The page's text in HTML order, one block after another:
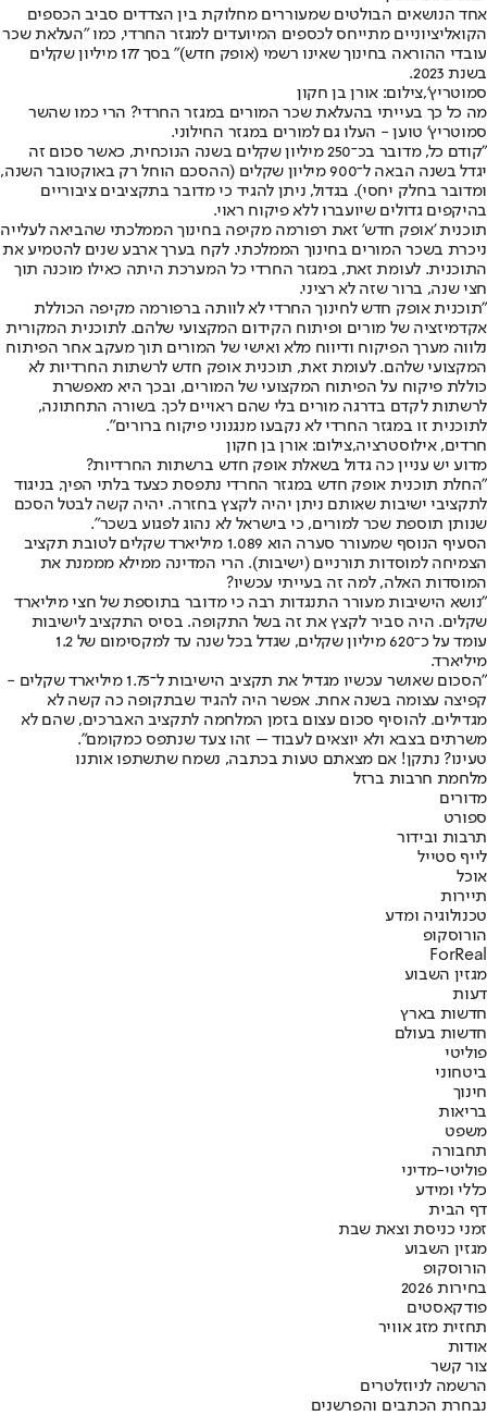
אחד הנושאים הבולטים שמעוררים מחלוקת בין הצדדים סביב הכספים
הקואליציוניים מתייחס לכספים המיועדים למגזר החרדי, כמו "העלאת שכר
עובדי ההוראה בחינוך שאינו רשמי (אופק חדש)" בסך 177 מיליון שקלים
בשנת 2023.
סמוטריץ',צילום: אורן בן חקון
מה כל כך בעייתי בהעלאת שכר המורים במגזר החרדי? הרי כמו שהשר
סמוטריץ' טוען - העלו גם למורים במגזר החילוני.
"קודם כל, מדובר בכ־250 מיליון שקלים בשנה הנוכחית, כאשר סכום זה
יגדל בשנה הבאה ל־900 מיליון שקלים (ההסכם הוחל רק באוקטובר השנה,
ומדובר בחלק יחסי). בגדול, ניתן להגיד כי מדובר בתקציבים ציבוריים
בהיקפים גדולים שיועברו ללא פיקוח ראוי.
תוכנית 'אופק חדש' זאת רפורמה מקיפה בחינוך הממלכתי שהביאה לעלייה
ניכרת בשכר המורים בחינוך הממלכתי. לקח בערך ארבע שנים להטמיע את
התוכנית. לעומת זאת, במגזר החרדי כל המערכת היתה כאילו מוכנה תוך
חצי שנה, ברור שזה לא רציני.
"תוכנית אופק חדש לחינוך החרדי לא לוותה ברפורמה מקיפה הכוללת
אקדמיזציה של מורים ופיתוח הקידום המקצועי שלהם. לתוכנית המקורית
נלווה מערך הפיקוח ודיווח מלא ואישי של המורים תוך מעקב אחר הפיתוח
המקצועי שלהם. לעומת זאת, תוכנית אופק חדש לרשתות החרדיות לא
כוללת פיקוח על הפיתוח המקצועי של המורים, ובכך היא מאפשרת
לרשתות לקדם בדרגה מורים בלי שהם ראויים לכך. בשורה התחתונה,
לתוכנית זו במגזר החרדי לא נקבעו מנגנוני פיקוח ברורים".
חרדים, אילוסטרציה,צילום: אורן בן חקון
מדוע יש עניין כה גדול בשאלת אופק חדש ברשתות החרדיות?
"החלת תוכנית אופק חדש במגזר החרדי נתפסת כצעד בלתי הפיך, בניגוד
לתקציבי ישיבות שאותם ניתן יהיה לקצץ בחזרה. יהיה קשה לבטל הסכם
שנותן תוספת שכר למורים, כי בישראל לא נהוג לפגוע בשכר".
הסעיף הנוסף שמעורר סערה הוא 1.089 מיליארד שקלים לטובת תקציב
הצמיחה למוסדות תורניים (ישיבות). הרי המדינה ממילא מממנת את
המוסדות האלה, למה זה בעייתי עכשיו?
"נושא הישיבות מעורר התנגדות רבה כי מדובר בתוספת של חצי מיליארד
שקלים. היה סביר לקצץ את זה בשל התקופה. בסיס התקציב לישיבות
עומד על כ־620 מיליון שקלים, שגדל בכל שנה עד למקסימום של 1.2
מיליארד.
"הסכום שאושר עכשיו מגדיל את תקציב הישיבות ל־1.75 מיליארד שקלים -
קפיצה עצומה בשנה אחת. אפשר היה להגיד שבתקופה כה קשה לא
מגדילים. להוסיף סכום עצום בזמן המלחמה לתקציב האברכים, שהם לא
משרתים בצבא ולא יוצאים לעבוד – זהו צעד שנתפס כמקומם".
טעינו? נתקן! אם מצאתם טעות בכתבה, נשמח שתשתפו אותנו
מלחמת חרבות ברזל
מדורים
ספורט
תרבות ובידור
לייף סטייל
אוכל
תיירות
טכנולוגיה ומדע
הורוסקופ
ForReal
מגזין השבוע
דעות
חדשות בארץ
חדשות בעולם
פוליטי
ביטחוני
חינוך
בריאות
משפט
תחבורה
פוליטי-מדיני
כללי ומידע
דף הבית
זמני כניסת וצאת שבת
מגזין השבוע
הורוסקופ
בחירות 2026
פודקאסטים
תחזית מזג אוויר
אודות
צור קשר
הרשמה לניוזלטרים
נבחרת הכתבים והפרשנים